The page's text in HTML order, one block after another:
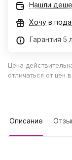
Нашли
Хочу в
Гарантия 5
Цена
отличаться от цен
Описание